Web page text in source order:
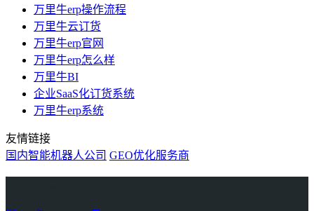
万里牛erp操作流程
万里牛云订货
万里牛erp官网
万里牛erp怎么样
万里牛BI
企业SaaS化订货系统
万里牛erp系统
友情链接
国内智能机器人公司 GEO优化服务商